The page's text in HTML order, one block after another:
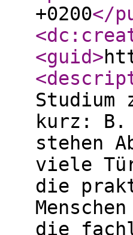
+0200</
<guid>
kurz: B.
stehen
viele
die
die